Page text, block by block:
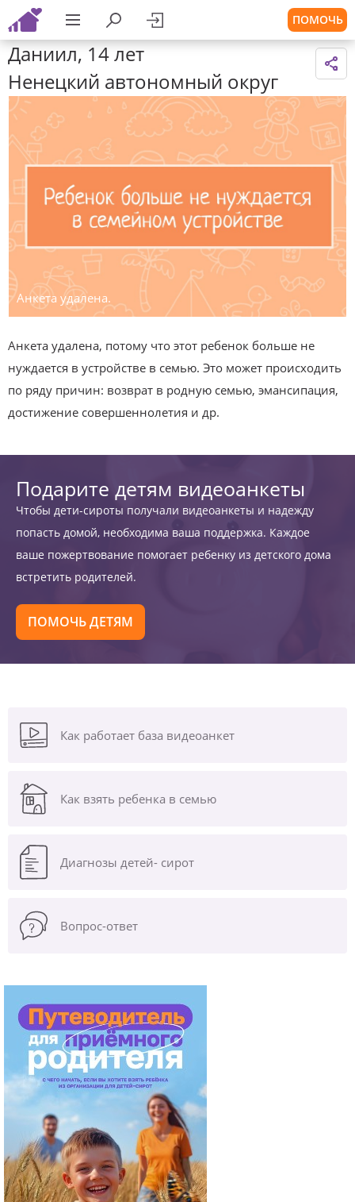
ПОМОЧЬ
Даниил, 14 лет
Ненецкий автономный округ
Анкета удалена.
Анкета удалена, потому что этот ребенок больше не
нуждается в устройстве в семью. Это может происходить
по ряду причин: возврат в родную семью, эмансипация,
достижение совершеннолетия и др.
Подарите детям видеоанкеты
Чтобы дети-сироты получали видеоанкеты и надежду
попасть домой, необходима ваша поддержка. Каждое
ваше пожертвование помогает ребенку из детского дома
встретить родителей.
ПОМОЧЬ ДЕТЯМ
Как работает база видеоанкет
Как взять ребенка в семью
Диагнозы детей- сирот
Вопрос-ответ